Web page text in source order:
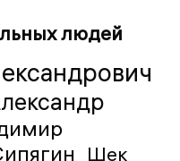
людей
Шек